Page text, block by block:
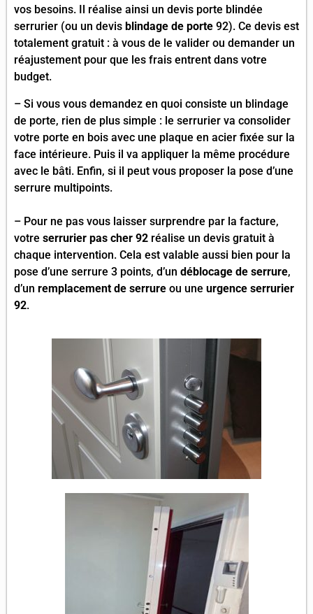
vos besoins. Il réalise ainsi un devis porte blindée
serrurier (ou un devis blindage de porte 92). Ce devis est
totalement gratuit : à vous de le valider ou demander un
réajustement pour que les frais entrent dans votre
budget.
– Si vous vous demandez en quoi consiste un blindage
de porte, rien de plus simple : le serrurier va consolider
votre porte en bois avec une plaque en acier fixée sur la
face intérieure. Puis il va appliquer la même procédure
avec le bâti. Enfin, si il peut vous proposer la pose d’une
serrure multipoints.
– Pour ne pas vous laisser surprendre par la facture,
votre serrurier pas cher 92 réalise un devis gratuit à
chaque intervention. Cela est valable aussi bien pour la
pose d’une serrure 3 points, d’un déblocage de serrure,
d’un remplacement de serrure ou une urgence serrurier
92.